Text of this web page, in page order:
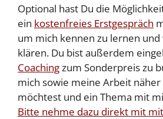
Optional hast Du die
ein kostenfreies Erstgespräch
um mich kennen zu lernen
klären. Du bist außerdem
Coachingzum Sonderpreis zu
mich sowie meine Arbeit
möchtest und ein Thema mit
Bitte nehme dazu direkt mit